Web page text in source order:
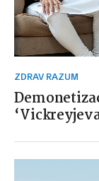
ZDRAV RAZUM